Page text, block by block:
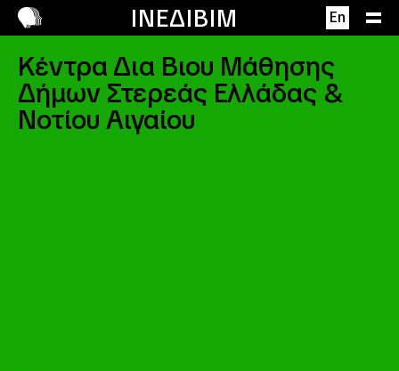
ΙΝΕΔΙΒΙΜ En
Επικοινωνία
Κέντρα Δια Βιου Μάθησης
Δήμων Στερεάς Ελλάδας &
Νοτίου Αιγαίου
Περιγραφή